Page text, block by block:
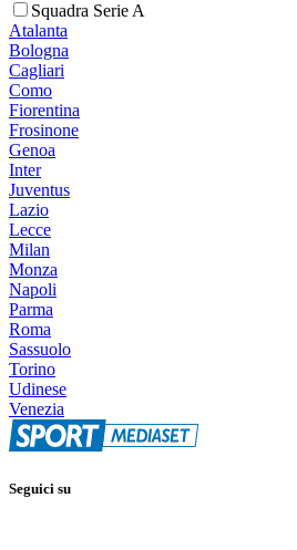
Squadra Serie A
Atalanta
Bologna
Cagliari
Como
Fiorentina
Frosinone
Genoa
Inter
Juventus
Lazio
Lecce
Milan
Monza
Napoli
Parma
Roma
Sassuolo
Torino
Udinese
Venezia
Seguici su